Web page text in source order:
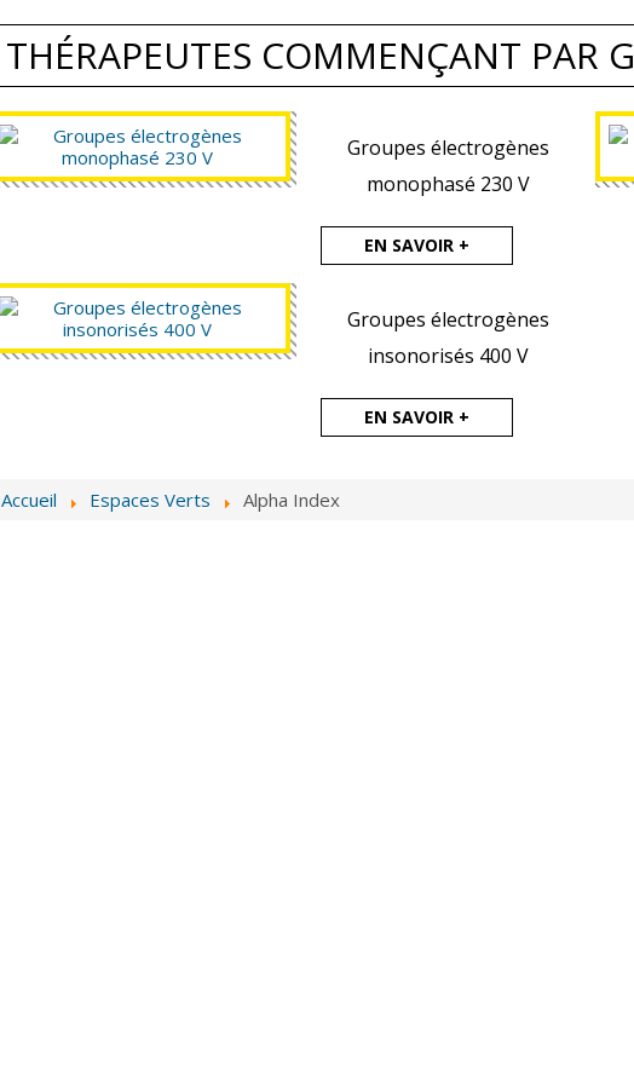
THÉRAPEUTES COMMENÇANT PAR G
Groupes électrogènes
monophasé 230 V
EN SAVOIR +
Groupes électrogènes
insonorisés 400 V
EN SAVOIR +
Accueil Espaces Verts Alpha Index